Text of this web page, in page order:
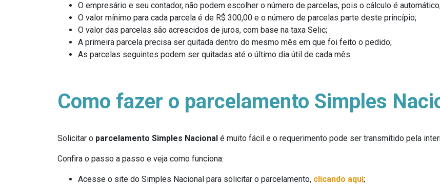
O empresário e seu contador, não podem escolher o número de parcelas, pois o cálculo é
O valor mínimo para cada parcela é de R$ 300,00 e o número de parcelas parte deste princípio;
O valor das parcelas são acrescidos de juros, com base na taxa Selic;
A primeira parcela precisa ser quitada dentro do mesmo mês em que foi feito o pedido;
As parcelas seguintes podem ser quitadas até o último dia útil de cada mês.
Como fazer o parcelamento Simples
Solicitar o parcelamento Simples Nacional é muito fácil e o requerimento pode ser transmitido pela
Confira o passo a passo e veja como funciona:
Acesse o site do Simples Nacional para solicitar o parcelamento, clicando aqui;